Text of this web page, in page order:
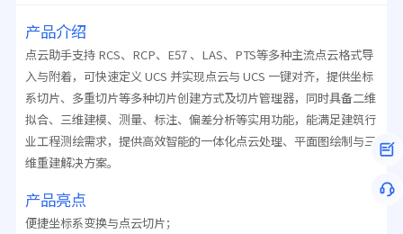
产品介绍
点云助手支持 RCS、RCP、E57 、LAS、PTS等多种主流点云格式导
入与附着，可快速定义 UCS 并实现点云与 UCS 一键对齐，提供坐标
系切片、多重切片等多种切片创建方式及切片管理器，同时具备二维
拟合、三维建模、测量、标注、偏差分析等实用功能，能满足建筑行
业工程测绘需求，提供高效智能的一体化点云处理、平面图绘制与三
维重建解决方案。
产品亮点
便捷坐标系变换与点云切片；